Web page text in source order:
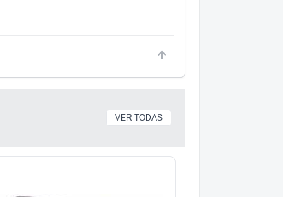
VER TODAS